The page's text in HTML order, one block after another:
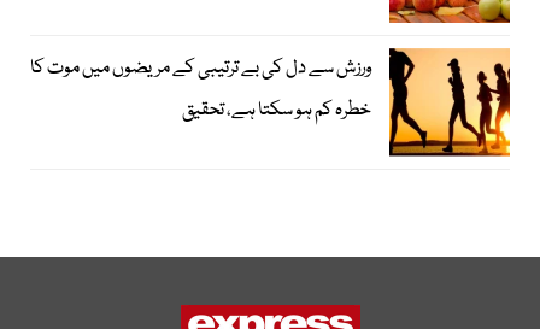
ورزش سے دل کی بے ترتیبی کے مریضوں میں موت کا
خطرہ کم ہو سکتا ہے، تحقیق